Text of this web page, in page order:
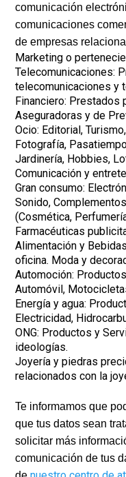
comunicación
comunicaciones
de empresas
Marketing o
Telecomunicaciones:
telecomunicaciones y
Financiero: Prestados
Aseguradoras y de
Ocio: Editorial,
Fotografía,
Jardinería, Hobbies,
Comunicación y
Gran consumo:
Sonido,
(Cosmética,
Farmacéuticas
Alimentación y
oficina. Moda y
Automoción:
Automóvil,
Energía y agua:
Electricidad,
ONG: Productos y
ideologías.
Joyería y piedras
relacionados con la
Te informamos que
que tus datos sean
solicitar más
comunicación de tus